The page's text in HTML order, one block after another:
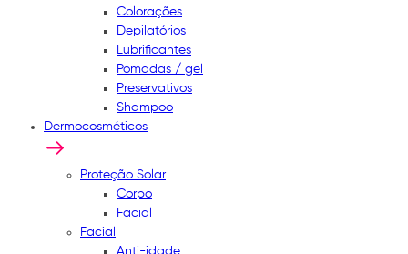
Colorações
Depilatórios
Lubrificantes
Pomadas / gel
Preservativos
Shampoo
Dermocosméticos
Proteção Solar
Corpo
Facial
Facial
Anti-idade